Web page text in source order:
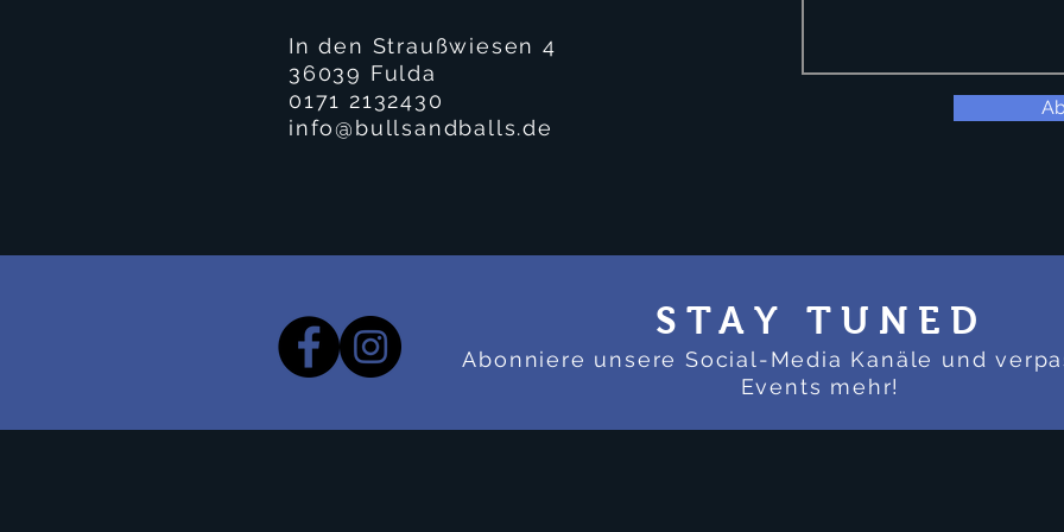
In den Straußwiesen 4
36039 Fulda
0171 2132430
info@bullsandballs.de
STAY TUNED
Abonniere unsere Social-Media Kanäle und
Events mehr!